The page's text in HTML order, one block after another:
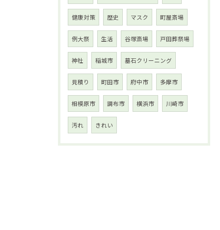
健康対策 歴史 マスク 町屋斎場
例大祭 生活 谷塚斎場 戸田葬祭場
神社 稲城市 墓石クリーニング
見積り 町田市 府中市 多摩市
相模原市 調布市 横浜市 川崎市
汚れ きれい